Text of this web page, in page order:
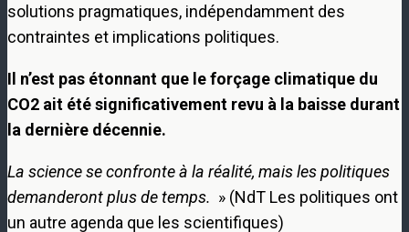
solutions pragmatiques, indépendamment des
contraintes et implications politiques.
Il n’est pas étonnant que le forçage climatique du
CO2 ait été significativement revu à la baisse durant
la dernière décennie.
La science se confronte à la réalité, mais les politiques
demanderont plus de temps. » (NdT Les politiques ont
un autre agenda que les scientifiques)